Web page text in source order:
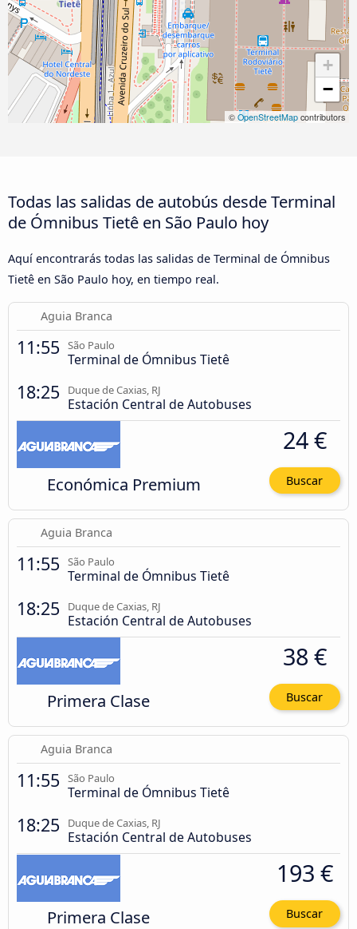
+
−
© OpenStreetMap contributors
Todas las salidas de autobús desde Terminal
de Ómnibus Tietê en São Paulo hoy
Aquí encontrarás todas las salidas de Terminal de Ómnibus
Tietê en São Paulo hoy, en tiempo real.
Aguia Branca
11:55 São Paulo
Terminal de Ómnibus Tietê
18:25 Duque de Caxias, RJ
Estación Central de Autobuses
Económica Premium
24 €
Buscar
Aguia Branca
11:55 São Paulo
Terminal de Ómnibus Tietê
18:25 Duque de Caxias, RJ
Estación Central de Autobuses
Primera Clase
38 €
Buscar
Aguia Branca
11:55 São Paulo
Terminal de Ómnibus Tietê
18:25 Duque de Caxias, RJ
Estación Central de Autobuses
Primera Clase
193 €
Buscar